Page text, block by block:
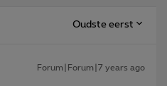
Oudste eerst
Forum|Forum|7 years ago